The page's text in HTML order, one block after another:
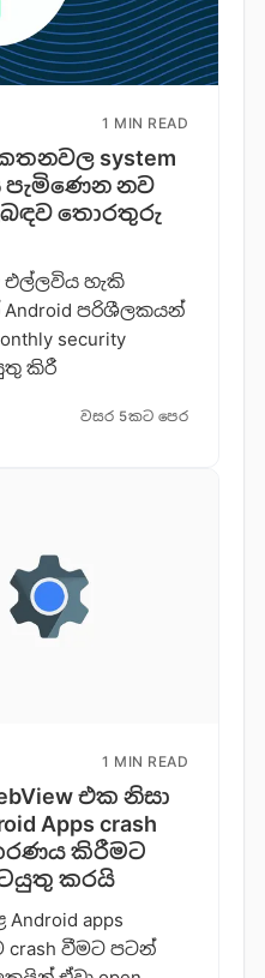
1 MIN READ
system
පැමිණෙන නව
තොරතුරු
එල්ලවිය හැකි
Android පරිශීලකයන්
security
කිරී
වසර 5කට පෙර
1 MIN READ
එක නිසා
Apps crash
කිරීමට
කරයි
apps
වීමට පටන්